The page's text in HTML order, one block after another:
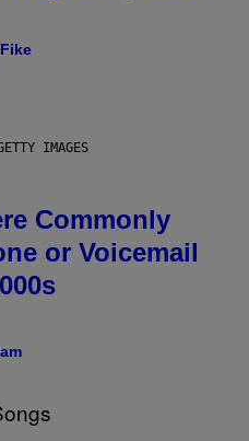
IMAGES
Commonly
or Voicemail